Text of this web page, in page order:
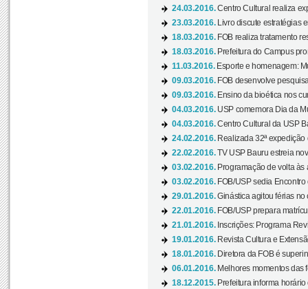
24.03.2016.Centro Cultural realiza
23.03.2016.
Livro discute estratégias
18.03.2016. FOB realiza tratamento
18.03.2016. Prefeitura do Campus
11.03.2016. Esporte e homenagem:
09.03.2016. FOB desenvolve
09.03.2016. Ensino da bioética nos
04.03.2016. USP comemora Dia da
04.03.2016.Centro Cultural da USP
24.02.2016. Realizada 32ª
22.02.2016.TV USP Bauru estreia
03.02.2016. Programação de volta às
03.02.2016. FOB/USP sedia
29.01.2016.Ginástica agitou férias no
22.01.2016. FOB/USP prepara
21.01.2016. Inscrições: Programa
19.01.2016. Revista Cultura e
18.01.2016. Diretora da FOB é
06.01.2016. Melhores momentos das
18.12.2015. Prefeitura informa